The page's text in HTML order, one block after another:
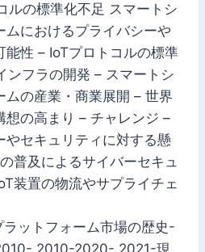
ルの標準化不足 スマートシ
ムにおけるプライバシーや
能性 – IoTプロトコルの標準
ンフラの開発 – スマートシ
ムの産業・商業展開 – 世界
想の高まり – チャレンジ –
やセキュリティに対する懸
普及によるサイバーセキュ
装置の物流やサプライチェ
ットフォーム市場の歴史-